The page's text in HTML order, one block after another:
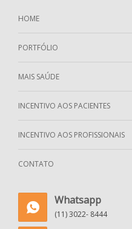
HOME
PORTFÓLIO
MAIS SAÚDE
INCENTIVO AOS PACIENTES
INCENTIVO AOS PROFISSIONAIS
CONTATO
Whatsapp
(11) 3022- 8444